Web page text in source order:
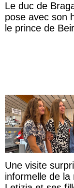
Le duc de
pose avec son
le prince de
Une visite
informelle de la